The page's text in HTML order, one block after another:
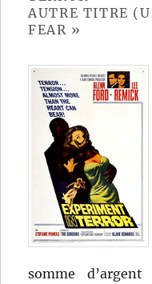
AUTRE TITRE
FEAR »
somme